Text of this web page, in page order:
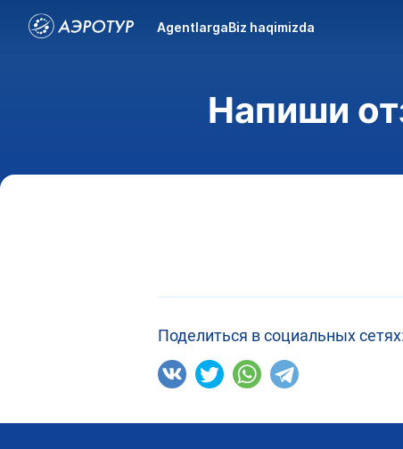
AgentlargaBiz haqimizda
Напиши
Поделиться в социальных сетях: